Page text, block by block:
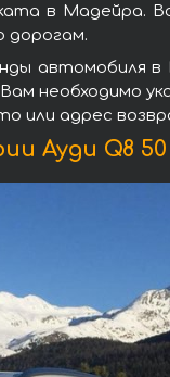
в Мадейра.
дорогам.
автомобиля
необходимо
или адрес
Ауди Q8